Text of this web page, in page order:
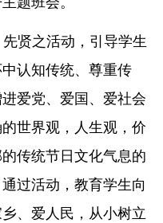
贤之活动，引导学生
认知传统、尊重传
爱党、爱国、爱社会
世界观，人生观，价
传统节日文化气息的
过活动，教育学生向
、爱人民，从小树立